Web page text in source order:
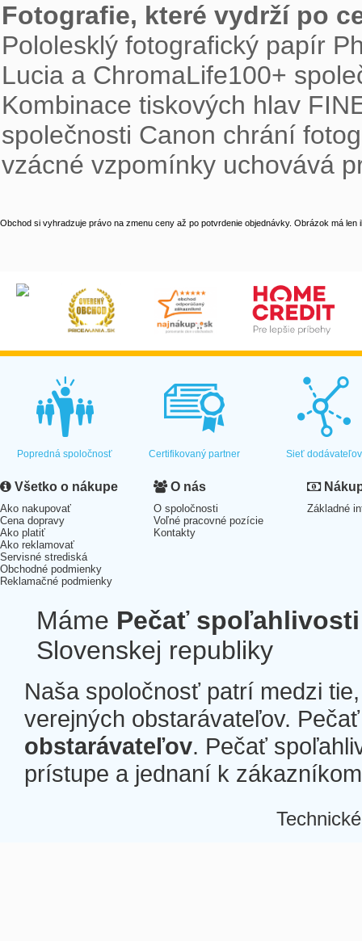
Fotografie, které vydrží po
Pololesklý fotografický papír
Lucia a ChromaLife100+
Kombinace tiskových hlav
společnosti Canon chrání
vzácné vzpomínky uchovává
Obchod si vyhradzuje právo na zmenu ceny až po potvrdenie objednávky. Obrázok má len
Popredná spoločnosť Certifikovaný partner Sieť dodávateľov
Všetko o nákupe
Ako nakupovať
Cena dopravy
Ako platiť
Ako reklamovať
Servisné strediská
Obchodné podmienky
Reklamačné podmienky
O nás
O spoločnosti
Voľné pracovné pozície
Kontakty
Základné
Máme Pečať spoľahlivosti
Slovenskej republiky
Naša spoločnosť patrí medzi
verejných obstarávateľov.
obstarávateľov. Pečať
prístupe a jednaní k